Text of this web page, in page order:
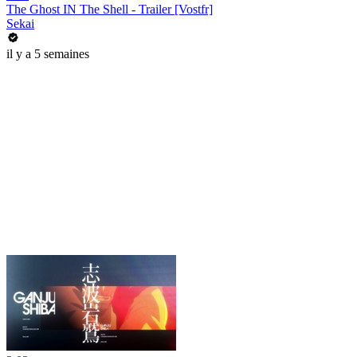
The Ghost IN The Shell - Trailer [Vostfr]
Sekai
il y a 5 semaines